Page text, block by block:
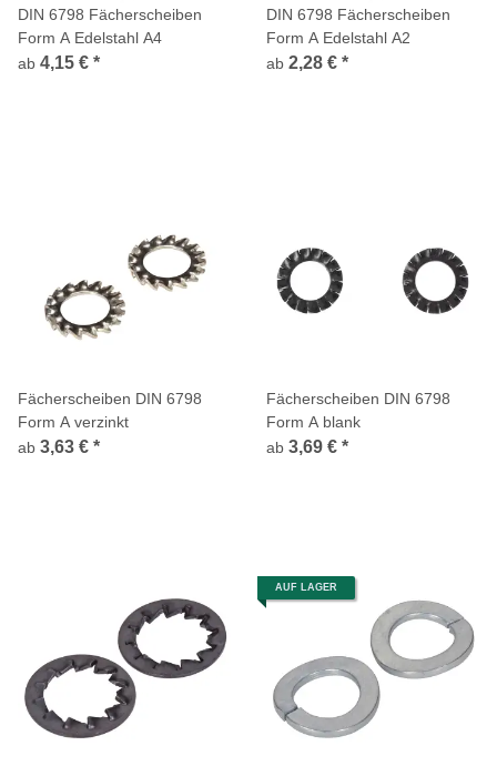
DIN 6798 Fächerscheiben
Form A Edelstahl A4
ab 4,15 € *
DIN 6798 Fächerscheiben
Form A Edelstahl A2
ab 2,28 € *
Fächerscheiben DIN 6798
Form A verzinkt
ab 3,63 € *
Fächerscheiben DIN 6798
Form A blank
ab 3,69 € *
AUF LAGER